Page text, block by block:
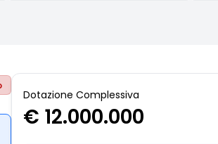
Dotazione Complessiva
€ 12.000.000